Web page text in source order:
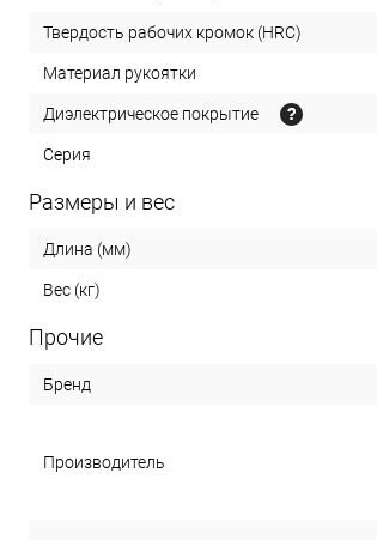
Твердость рабочих кромок (HRC)
Материал рукоятки
Диэлектрическое покрытие
Серия
Размеры и вес
Длина (мм)
Вес (кг)
Прочие
Бренд
Производитель